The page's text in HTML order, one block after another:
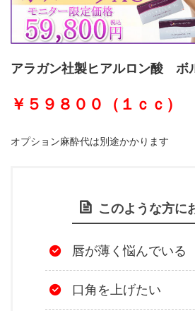
アラガン社製ヒアルロン酸 ボ
￥５９８００（１ｃｃ）
オプション麻酔代は別途かかります
このような方に
唇が薄く悩んでいる
口角を上げたい